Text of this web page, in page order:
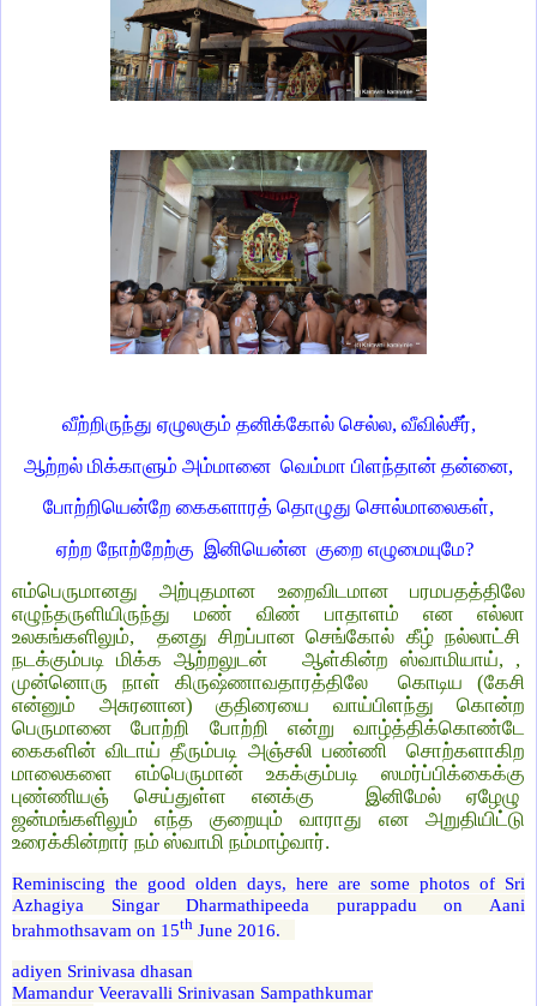
வீற்றிருந்து ஏழுலகும் தனிக்கோல் செல்ல, வீவில்சீர்,
ஆற்றல் மிக்காளும் அம்மானை வெம்மா பிளந்தான் தன்னை,
போற்றியென்றே கைகளாரத் தொழுது சொல்மாலைகள்,
ஏற்ற நோற்றேற்கு இனியென்ன குறை எழுமையுமே?
எம்பெருமானது அற்புதமான உறைவிடமான பரமபதத்திலே
எழுந்தருளியிருந்து மண் விண் பாதாளம் என எல்லா
உலகங்களிலும், தனது சிறப்பான செங்கோல் கீழ் நல்லாட்சி
நடக்கும்படி மிக்க ஆற்றலுடன் ஆள்கின்ற ஸ்வாமியாய், ,
முன்னொரு நாள் கிருஷ்ணாவதாரத்திலே கொடிய (கேசி
என்னும் அசுரனான) குதிரையை வாய்பிளந்து கொன்ற
பெருமானை போற்றி போற்றி என்று வாழ்த்திக்கொண்டே
கைகளின் விடாய் தீரும்படி அஞ்சலி பண்ணி சொற்களாகிற
மாலைகளை எம்பெருமான் உகக்கும்படி ஸமர்ப்பிக்கைக்கு
புண்ணியஞ் செய்துள்ள எனக்கு இனிமேல் ஏழேழு
ஜன்மங்களிலும் எந்த குறையும் வாராது என அறுதியிட்டு
உரைக்கின்றார் நம் ஸ்வாமி நம்மாழ்வார்.
Reminiscing the good olden days, here are some photos of Sri
Azhagiya Singar Dharmathipeeda purappadu on Aani
brahmothsavam on 15th June 2016.
adiyen Srinivasa dhasan
Mamandur Veeravalli Srinivasan Sampathkumar